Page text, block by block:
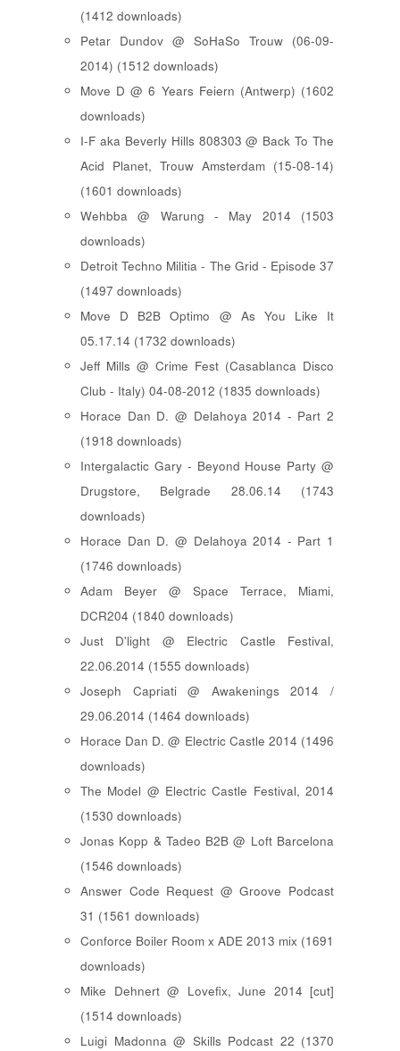
(1412 downloads)
Petar Dundov @ SoHaSo Trouw (06-09-
2014) (1512 downloads)
Move D @ 6 Years Feiern (Antwerp) (1602
downloads)
I-F aka Beverly Hills 808303 @ Back To The
Acid Planet, Trouw Amsterdam (15-08-14)
(1601 downloads)
Wehbba @ Warung - May 2014 (1503
downloads)
Detroit Techno Militia - The Grid - Episode 37
(1497 downloads)
Move D B2B Optimo @ As You Like It
05.17.14 (1732 downloads)
Jeff Mills @ Crime Fest (Casablanca Disco
Club - Italy) 04-08-2012 (1835 downloads)
Horace Dan D. @ Delahoya 2014 - Part 2
(1918 downloads)
Intergalactic Gary - Beyond House Party @
Drugstore, Belgrade 28.06.14 (1743
downloads)
Horace Dan D. @ Delahoya 2014 - Part 1
(1746 downloads)
Adam Beyer @ Space Terrace, Miami,
DCR204 (1840 downloads)
Just D'light @ Electric Castle Festival,
22.06.2014 (1555 downloads)
Joseph Capriati @ Awakenings 2014 /
29.06.2014 (1464 downloads)
Horace Dan D. @ Electric Castle 2014 (1496
downloads)
The Model @ Electric Castle Festival, 2014
(1530 downloads)
Jonas Kopp & Tadeo B2B @ Loft Barcelona
(1546 downloads)
Answer Code Request @ Groove Podcast
31 (1561 downloads)
Conforce Boiler Room x ADE 2013 mix (1691
downloads)
Mike Dehnert @ Lovefix, June 2014 [cut]
(1514 downloads)
Luigi Madonna @ Skills Podcast 22 (1370